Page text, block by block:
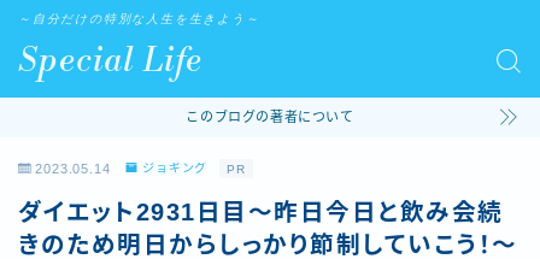
Special Life
～自分だけの特別な人生を生きよう～
このブログの著者について
2023.05.14 ジョギング PR
ダイエット2931日目～昨日今日と飲み会続
きのため明日からしっかり節制していこう！～